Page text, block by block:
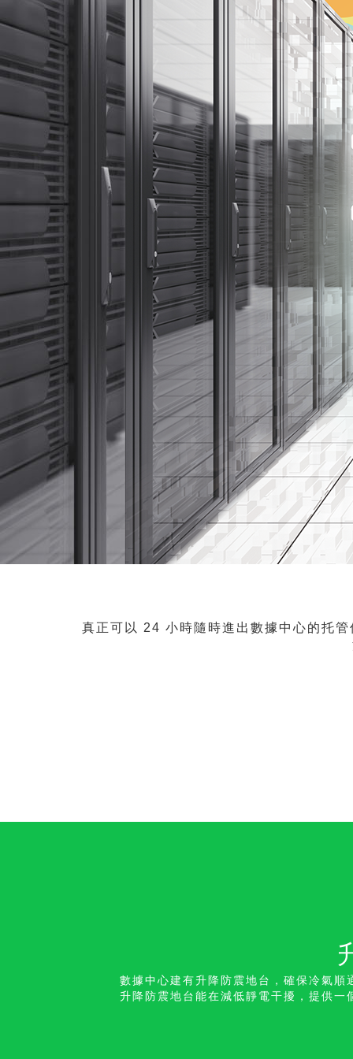
真正可以 24 小時隨時進出數據中心的托
數據中心建有升降防震地台，確保冷氣順
升降防震地台能在減低靜電干擾，提供一